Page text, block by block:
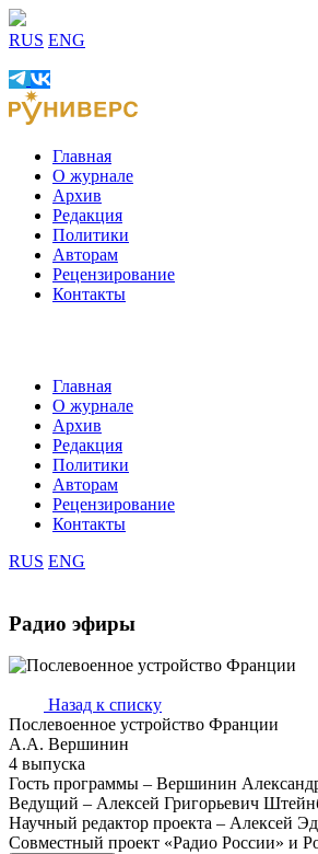
RUS ENG
Главная
О журнале
Архив
Редакция
Политики
Авторам
Рецензирование
Контакты
Главная
О журнале
Архив
Редакция
Политики
Авторам
Рецензирование
Контакты
RUS ENG
Радио эфиры
Назад к списку
Послевоенное устройство Франции
А.А. Вершинин
4 выпуска
Гость программы – Вершинин
Ведущий – Алексей Григорьевич
Научный редактор проекта – Алексей
Совместный проект «Радио России» и